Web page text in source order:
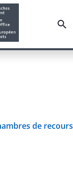
de recours